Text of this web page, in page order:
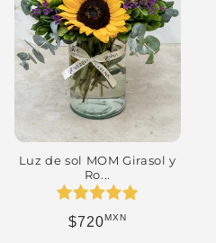
Luz de sol MOM Girasol y
Ro...
Precio habitual
$720MXN